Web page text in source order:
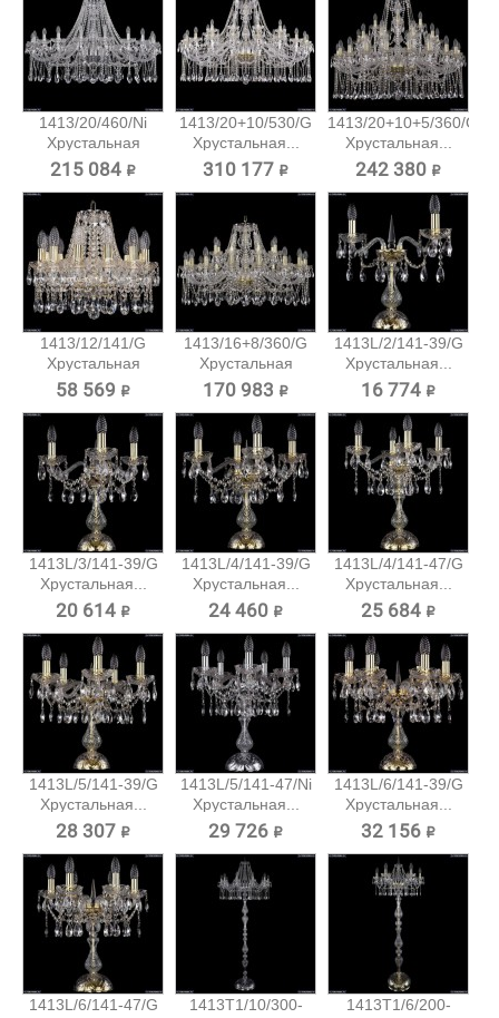
1413/20/460/Ni
Хрустальная
подвесная...
215 084 ₽
1413/20+10/530/G
Хрустальная...
310 177 ₽
1413/20+10+5/360/G
Хрустальная...
242 380 ₽
1413/12/141/G
Хрустальная
подвесная...
58 569 ₽
1413/16+8/360/G
Хрустальная
подвесная...
170 983 ₽
1413L/2/141-39/G
Хрустальная...
16 774 ₽
1413L/3/141-39/G
Хрустальная...
20 614 ₽
1413L/4/141-39/G
Хрустальная...
24 460 ₽
1413L/4/141-47/G
Хрустальная...
25 684 ₽
1413L/5/141-39/G
Хрустальная...
28 307 ₽
1413L/5/141-47/Ni
Хрустальная...
29 726 ₽
1413L/6/141-39/G
Хрустальная...
32 156 ₽
1413L/6/141-47/G
1413T1/10/300-
1413T1/6/200-